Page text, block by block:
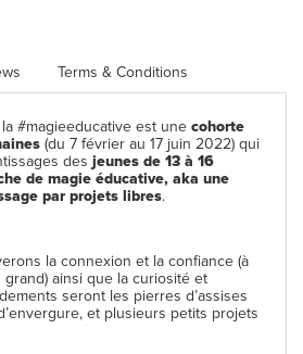
Terms & Conditions
la #magieeducative est une cohorte
(du 7 février au 17 juin 2022) qui
des jeunes de 13 à 16
de magie éducative, aka une
par projets libres.
la connexion et la confiance (à
grand) ainsi que la curiosité et
seront les pierres d’assises
et plusieurs petits projets